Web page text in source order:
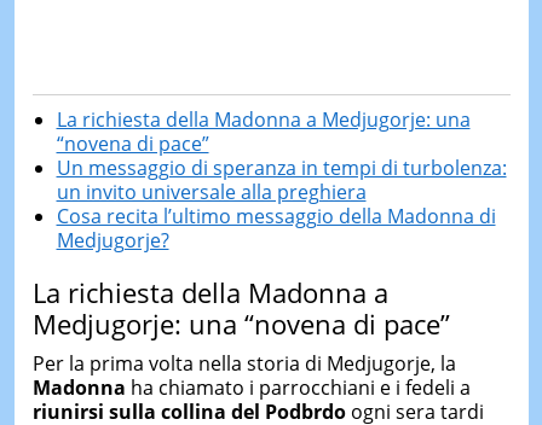
La richiesta della Madonna a Medjugorje: una
“novena di pace”
Un messaggio di speranza in tempi di turbolenza:
un invito universale alla preghiera
Cosa recita l’ultimo messaggio della Madonna di
Medjugorje?
La richiesta della Madonna a
Medjugorje: una “novena di pace”
Per la prima volta nella storia di Medjugorje, la
Madonna ha chiamato i parrocchiani e i fedeli a
riunirsi sulla collina del Podbrdoogni sera tardi